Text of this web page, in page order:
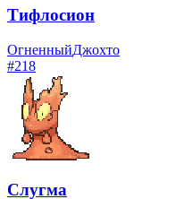
Тифлосион
ОгненныйДжохто
#218
Слугма